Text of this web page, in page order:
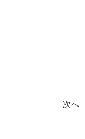
次へ